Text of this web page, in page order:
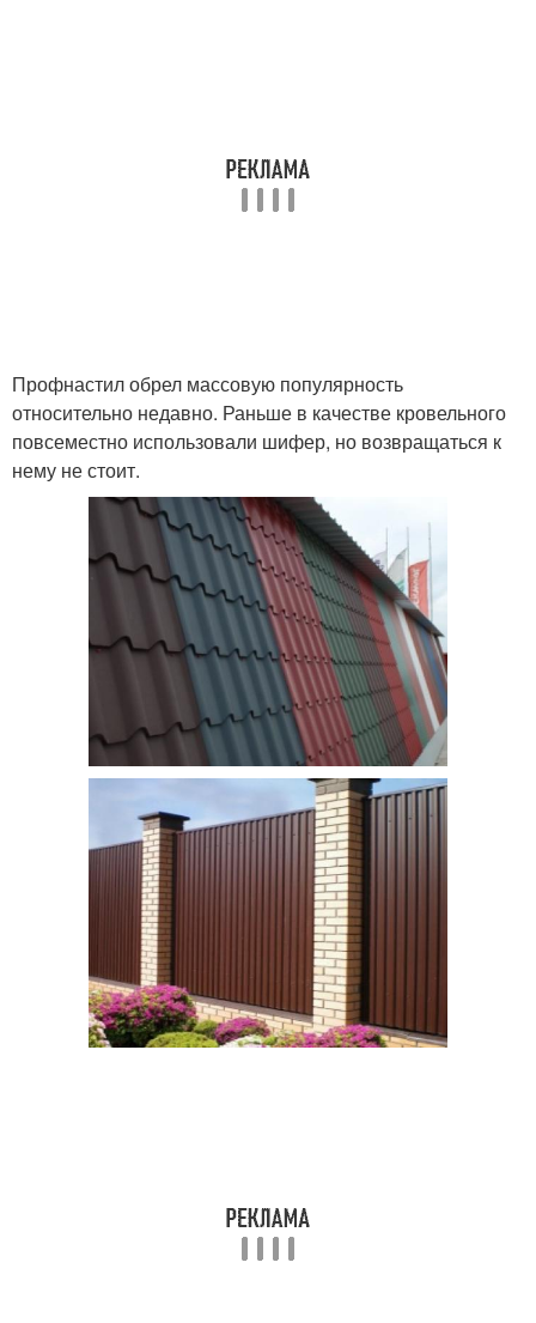
Профнастил обрел массовую популярность
относительно недавно. Раньше в качестве кровельного
повсеместно использовали шифер, но возвращаться к
нему не стоит.